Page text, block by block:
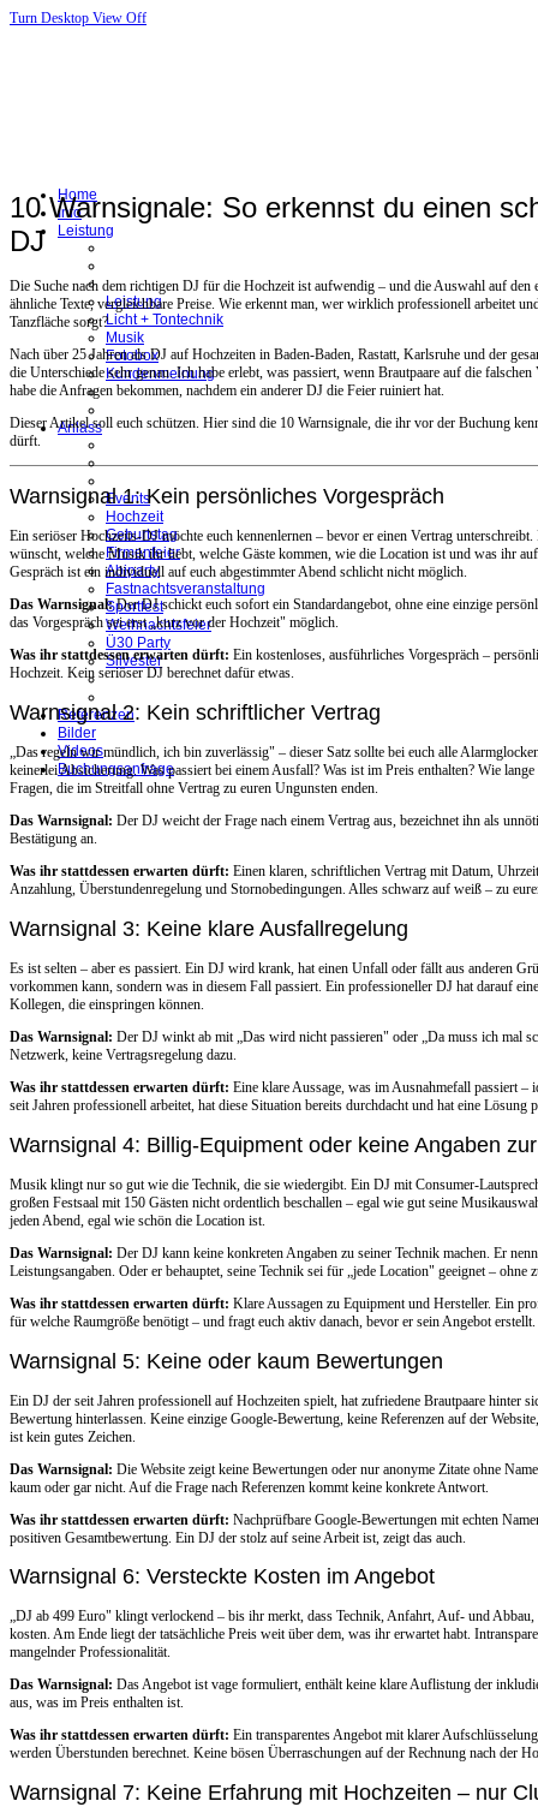
Turn Desktop View Off
Home
Info
Leistung
Leistung
Licht + Tontechnik
Musik
Fotobox
Kundenmeinung
Anlass
Events
Hochzeit
Geburtstag
Firmenfeier
Abiparty
Fastnachtsveranstaltung
Sportfest
Weihnachtsfeier
Ü30 Party
Silvester
Referenzen
Bilder
Videos
Buchungsanfrage
10 Warnsignale: So erkennst du einen
DJ
Die Suche nach dem richtigen DJ für die Hochzeit ist aufwendig – und die Auswahl auf
ähnliche Texte, vergleichbare Preise. Wie erkennt man, wer wirklich professionell arbeitet
Tanzfläche sorgt?
Nach über 25 Jahren als DJ auf Hochzeiten in Baden-Baden, Rastatt, Karlsruhe und der
die Unterschiede sehr genau. Ich habe erlebt, was passiert, wenn Brautpaare auf die
habe die Anfragen bekommen, nachdem ein anderer DJ die Feier ruiniert hat.
Dieser Artikel soll euch schützen. Hier sind die 10 Warnsignale, die ihr vor der Buchung
dürft.
Warnsignal 1: Kein persönliches Vorgespräch
Ein seriöser Hochzeits-DJ möchte euch kennenlernen – bevor er einen Vertrag
wünscht, welche Musik ihr liebt, welche Gäste kommen, wie die Location ist und was ihr
Gespräch ist ein individuell auf euch abgestimmter Abend schlicht nicht möglich.
Das Warnsignal:Der DJ schickt euch sofort ein Standardangebot, ohne eine einzige
das Vorgespräch sei erst „kurz vor der Hochzeit" möglich.
Was ihr stattdessen erwarten dürft: Ein kostenloses, ausführliches Vorgespräch –
Hochzeit. Kein seriöser DJ berechnet dafür etwas.
Warnsignal 2: Kein schriftlicher Vertrag
„Das regeln wir mündlich, ich bin zuverlässig" – dieser Satz sollte bei euch alle
keinerlei Absicherung. Was passiert bei einem Ausfall? Was ist im Preis enthalten? Wie
Fragen, die im Streitfall ohne Vertrag zu euren Ungunsten enden.
Das Warnsignal: Der DJ weicht der Frage nach einem Vertrag aus, bezeichnet ihn als
Bestätigung an.
Was ihr stattdessen erwarten dürft: Einen klaren, schriftlichen Vertrag mit Datum,
Anzahlung, Überstundenregelung und Stornobedingungen. Alles schwarz auf weiß – zu
Warnsignal 3: Keine klare Ausfallregelung
Es ist selten – aber es passiert. Ein DJ wird krank, hat einen Unfall oder fällt aus anderen
vorkommen kann, sondern was in diesem Fall passiert. Ein professioneller DJ hat darauf
Kollegen, die einspringen können.
Das Warnsignal: Der DJ winkt ab mit „Das wird nicht passieren" oder „Da muss ich mal
Netzwerk, keine Vertragsregelung dazu.
Was ihr stattdessen erwarten dürft: Eine klare Aussage, was im Ausnahmefall passiert –
seit Jahren professionell arbeitet, hat diese Situation bereits durchdacht und hat eine Lösung
Warnsignal 4: Billig-Equipment oder keine Angaben
Musik klingt nur so gut wie die Technik, die sie wiedergibt. Ein DJ mit Consumer-
großen Festsaal mit 150 Gästen nicht ordentlich beschallen – egal wie gut seine
jeden Abend, egal wie schön die Location ist.
Das Warnsignal: Der DJ kann keine konkreten Angaben zu seiner Technik machen. Er
Leistungsangaben. Oder er behauptet, seine Technik sei für „jede Location" geeignet – ohne
Was ihr stattdessen erwarten dürft: Klare Aussagen zu Equipment und Hersteller. Ein
für welche Raumgröße benötigt – und fragt euch aktiv danach, bevor er sein Angebot erstellt.
Warnsignal 5: Keine oder kaum Bewertungen
Ein DJ der seit Jahren professionell auf Hochzeiten spielt, hat zufriedene Brautpaare hinter
Bewertung hinterlassen. Keine einzige Google-Bewertung, keine Referenzen auf der
ist kein gutes Zeichen.
Das Warnsignal: Die Website zeigt keine Bewertungen oder nur anonyme Zitate ohne
kaum oder gar nicht. Auf die Frage nach Referenzen kommt keine konkrete Antwort.
Was ihr stattdessen erwarten dürft: Nachprüfbare Google-Bewertungen mit echten
positiven Gesamtbewertung. Ein DJ der stolz auf seine Arbeit ist, zeigt das auch.
Warnsignal 6: Versteckte Kosten im Angebot
„DJ ab 499 Euro" klingt verlockend – bis ihr merkt, dass Technik, Anfahrt, Auf- und Abbau,
kosten. Am Ende liegt der tatsächliche Preis weit über dem, was ihr erwartet habt.
mangelnder Professionalität.
Das Warnsignal: Das Angebot ist vage formuliert, enthält keine klare Auflistung der
aus, was im Preis enthalten ist.
Was ihr stattdessen erwarten dürft: Ein transparentes Angebot mit klarer
werden Überstunden berechnet. Keine bösen Überraschungen auf der Rechnung nach der
Warnsignal 7: Keine Erfahrung mit Hochzeiten – nur